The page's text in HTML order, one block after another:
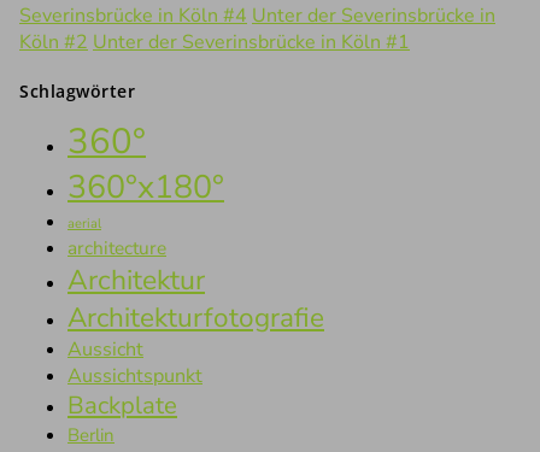
Severinsbrücke in Köln #4 Unter der Severinsbrücke in
Köln #2 Unter der Severinsbrücke in Köln #1
Schlagwörter
360°
360°x180°
aerial
architecture
Architektur
Architekturfotografie
Aussicht
Aussichtspunkt
Backplate
Berlin